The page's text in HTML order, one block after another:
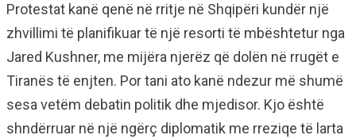
Protestat kanë qenë në rritje në Shqipëri kundër një
zhvillimi të planifikuar të një resorti të mbështetur nga
Jared Kushner, me mijëra njerëz që dolën në rrugët e
Tiranës të enjten. Por tani ato kanë ndezur më shumë
sesa vetëm debatin politik dhe mjedisor. Kjo është
shndërruar në një ngërç diplomatik me rreziqe të larta